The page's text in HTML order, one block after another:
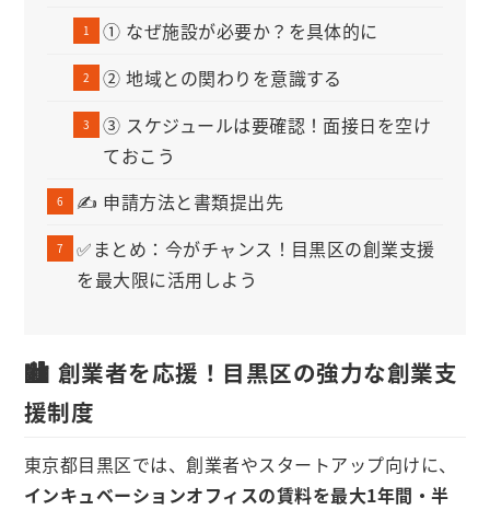
① なぜ施設が必要か？を具体的に
② 地域との関わりを意識する
③ スケジュールは要確認！面接日を空け
ておこう
✍️ 申請方法と書類提出先
✅まとめ：今がチャンス！目黒区の創業支援
を最大限に活用しよう
🏙️ 創業者を応援！目黒区の強力な創業支
援制度
東京都目黒区では、創業者やスタートアップ向けに、
インキュベーションオフィスの賃料を最大1年間・半